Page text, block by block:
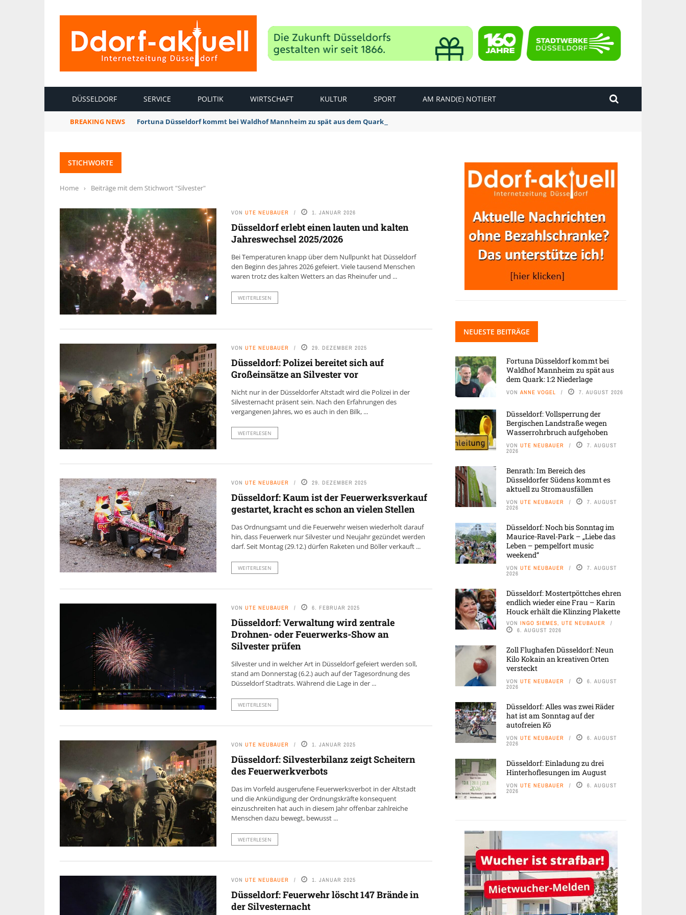
DÜSSELDORF SERVICE POLITIK WIRTSCHAFT KULTUR SPORT AM RAND(E) NOTIERT
BREAKING NEWS Fortuna Düsseldorf kommt bei Waldhof Mannheim zu spät aus dem Quark: 1:2 Niederlage
STICHWORTE
Home › Beiträge mit dem Stichwort "Silvester"
VON UTE NEUBAUER 1. JANUAR 2026
Düsseldorf erlebt einen lauten und kalten
Jahreswechsel 2025/2026
Bei Temperaturen knapp über dem Nullpunkt hat Düsseldorf
den Beginn des Jahres 2026 gefeiert. Viele tausend Menschen
waren trotz des kalten Wetters an das Rheinufer und ...
WEITERLESEN
VON UTE NEUBAUER 29. DEZEMBER 2025
Düsseldorf: Polizei bereitet sich auf
Großeinsätze an Silvester vor
Nicht nur in der Düsseldorfer Altstadt wird die Polizei in der
Silvesternacht präsent sein. Nach den Erfahrungen des
vergangenen Jahres, wo es auch in den Bilk, ...
WEITERLESEN
VON UTE NEUBAUER 29. DEZEMBER 2025
Düsseldorf: Kaum ist der Feuerwerksverkauf
gestartet, kracht es schon an vielen Stellen
Das Ordnungsamt und die Feuerwehr weisen wiederholt darauf
hin, dass Feuerwerk nur Silvester und Neujahr gezündet werden
darf. Seit Montag (29.12.) dürfen Raketen und Böller verkauft ...
WEITERLESEN
VON UTE NEUBAUER 6. FEBRUAR 2025
Düsseldorf: Verwaltung wird zentrale
Drohnen- oder Feuerwerks-Show an
Silvester prüfen
Silvester und in welcher Art in Düsseldorf gefeiert werden soll,
stand am Donnerstag (6.2.) auch auf der Tagesordnung des
Düsseldorf Stadtrats. Während die Lage in der ...
WEITERLESEN
VON UTE NEUBAUER 1. JANUAR 2025
Düsseldorf: Silvesterbilanz zeigt Scheitern
des Feuerwerkverbots
Das im Vorfeld ausgerufene Feuerwerksverbot in der Altstadt
und die Ankündigung der Ordnungskräfte konsequent
einzuschreiten hat auch in diesem Jahr offenbar zahlreiche
Menschen dazu bewegt, bewusst ...
WEITERLESEN
VON UTE NEUBAUER 1. JANUAR 2025
Düsseldorf: Feuerwehr löscht 147 Brände in
der Silvesternacht
NEUESTE BEITRÄGE
Fortuna Düsseldorf kommt bei
Waldhof Mannheim zu spät aus
dem Quark: 1:2 Niederlage
VON ANNE VOGEL 7. AUGUST 2026
Düsseldorf: Vollsperrung der
Bergischen Landstraße wegen
Wasserrohrbruch aufgehoben
VON UTE NEUBAUER 7. AUGUST
2026
Benrath: Im Bereich des
Düsseldorfer Südens kommt es
aktuell zu Stromausfällen
VON UTE NEUBAUER 7. AUGUST
2026
Düsseldorf: Noch bis Sonntag im
Maurice-Ravel-Park – „Liebe das
Leben – pempelfort music
weekend“
VON UTE NEUBAUER 7. AUGUST
2026
Düsseldorf: Mostertpöttches ehren
endlich wieder eine Frau – Karin
Houck erhält die Klinzing Plakette
VON INGO SIEMES, UTE NEUBAUER
6. AUGUST 2026
Zoll Flughafen Düsseldorf: Neun
Kilo Kokain an kreativen Orten
versteckt
VON UTE NEUBAUER 6. AUGUST
2026
Düsseldorf: Alles was zwei Räder
hat ist am Sonntag auf der
autofreien Kö
VON UTE NEUBAUER 6. AUGUST
2026
Düsseldorf: Einladung zu drei
Hinterhoflesungen im August
VON UTE NEUBAUER 6. AUGUST
2026